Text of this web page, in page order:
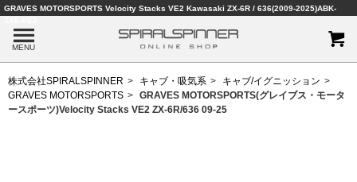
GRAVES MOTORSPORTS Velocity Stacks VE2 Kawasaki ZX-6R / 636(2009-2025)ABK-
MENU
株式会社SPIRALSPINNER キャブ・吸気系
キャブ/イグニッション
GRAVES MOTORSPORTS
GRAVES MOTORSPORTS(グレイブス・モータ
ースポーツ)Velocity Stacks VE2 ZX-6R/636 09-25